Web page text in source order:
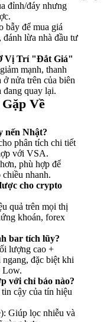
đỉnh/đáy nhưng
bẫy để mua giá
đánh lừa nhà đầu tư
Vị Trí "Đắt Giá"
mạnh, thanh
nửa trên của biên
đang quay lại.
Về
nến Nhật?
phân tích chi tiết
với VSA.
phù hợp để
nhanh.
cho crypto
quả trên mọi thị
khoán, forex
bar tích lũy?
lượng cao +
đặc biệt khi
Low.
với chỉ báo nào?
cậy của tín hiệu
Giúp lọc nhiễu và